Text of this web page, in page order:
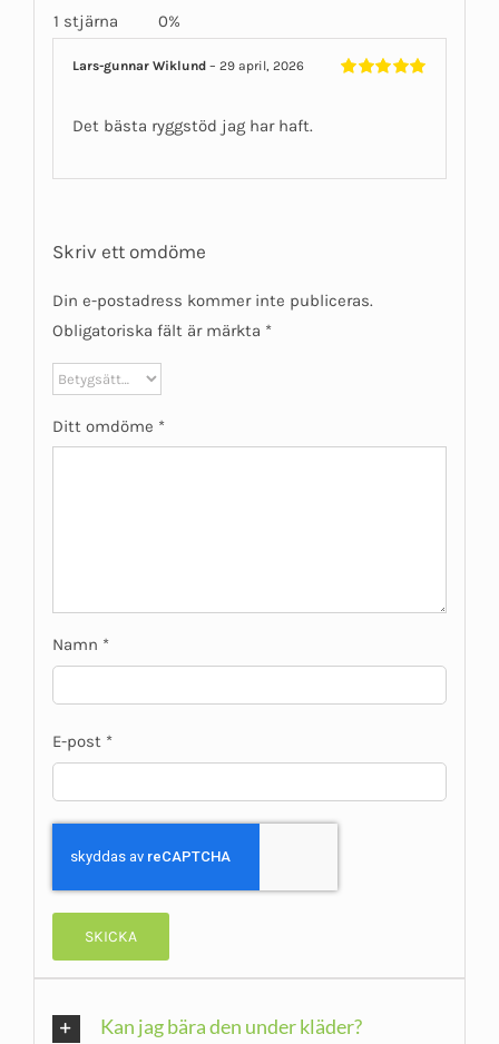
1 stjärna
0%
Lars-gunnar Wiklund– 29 april, 2026
Det bästa ryggstöd jag har haft.
Skriv ett omdöme
Din e-postadress kommer inte publiceras.
Obligatoriska fält är märkta *
Ditt omdöme *
Namn *
E-post *
Kan jag bära den under kläder?